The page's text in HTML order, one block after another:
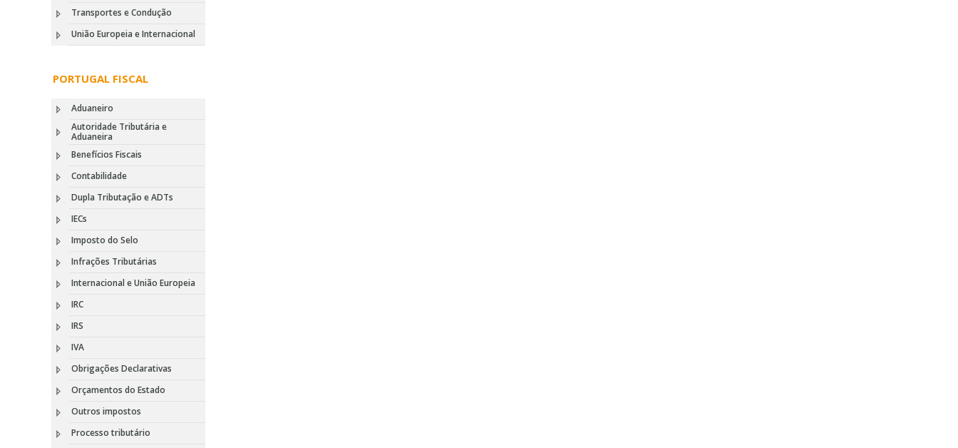
Transportes e Condução
União Europeia e Internacional
PORTUGAL FISCAL
Aduaneiro
Autoridade Tributária e
Aduaneira
Benefícios Fiscais
Contabilidade
Dupla Tributação e ADTs
IECs
Imposto do Selo
Infrações Tributárias
Internacional e União Europeia
IRC
IRS
IVA
Obrigações Declarativas
Orçamentos do Estado
Outros impostos
Processo tributário